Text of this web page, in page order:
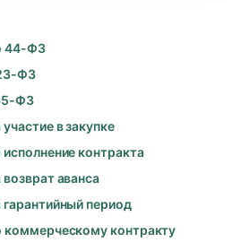
44-ФЗ
ФЗ
ФЗ
в закупке
исполнение контракта
возврат аванса
гарантийный период
коммерческому контракту